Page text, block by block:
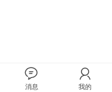
消息 我的